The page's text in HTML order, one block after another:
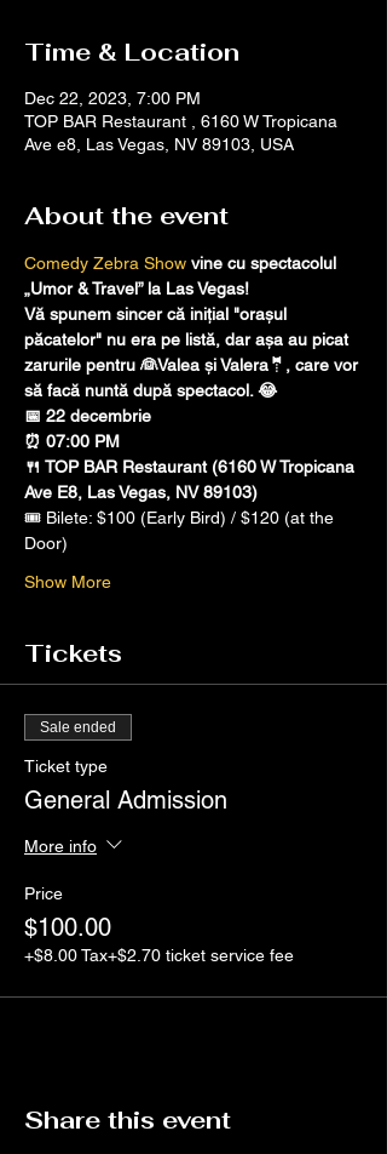
Time & Location
Dec 22, 2023, 7:00 PM
TOP BAR Restaurant , 6160 W Tropicana
Ave e8, Las Vegas, NV 89103, USA
About the event
Comedy Zebra Show vine cu spectacolul
„Umor & Travel” la Las Vegas!
Vă spunem sincer că inițial "orașul
păcatelor" nu era pe listă, dar așa au picat
zarurile pentru 👰Valea și Valera🤵, care vor
să facă nuntă după spectacol. 😂
📅 22 decembrie
⏰ 07:00 PM
🍴 TOP BAR Restaurant (6160 W Tropicana
Ave E8, Las Vegas, NV 89103)
🎟️ Bilete: $100 (Early Bird) / $120 (at the
Door)
Show More
Tickets
Sale ended
Ticket type
General Admission
More info
Price
$100.00
+$8.00 Tax+$2.70 ticket service fee
Share this event